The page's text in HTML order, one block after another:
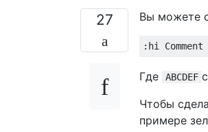
27 Вы можете
Где ABCDEF
Чтобы
примере